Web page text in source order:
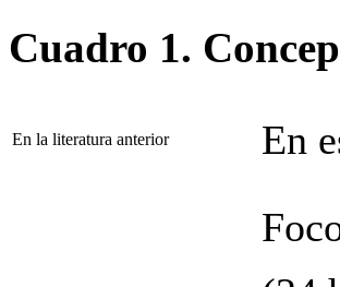
Cuadro 1.
En la literatura anterior
En